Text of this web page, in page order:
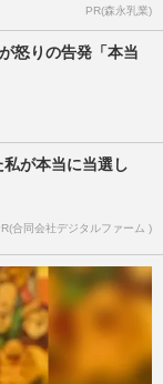
PR(森永乳業)
怒りの告発「本当
私が本当に当選し
合同会社デジタルファーム )